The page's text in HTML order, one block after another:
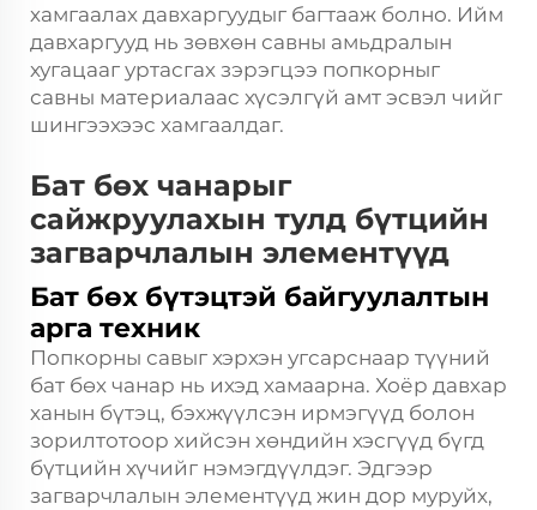
хамгаалах давхаргуудыг багтааж болно. Ийм
давхаргууд нь зөвхөн савны амьдралын
хугацааг уртасгах зэрэгцээ попкорныг
савны материалаас хүсэлгүй амт эсвэл чийг
шингээхээс хамгаалдаг.
Бат бөх чанарыг
сайжруулахын тулд бүтцийн
загварчлалын элементүүд
Бат бөх бүтэцтэй байгуулалтын
арга техник
Попкорны савыг хэрхэн угсарснаар түүний
бат бөх чанар нь ихэд хамаарна. Хоёр давхар
ханын бүтэц, бэхжүүлсэн ирмэгүүд болон
зорилтотоор хийсэн хөндийн хэсгүүд бүгд
бүтцийн хүчийг нэмэгдүүлдэг. Эдгээр
загварчлалын элементүүд жин дор муруйх,